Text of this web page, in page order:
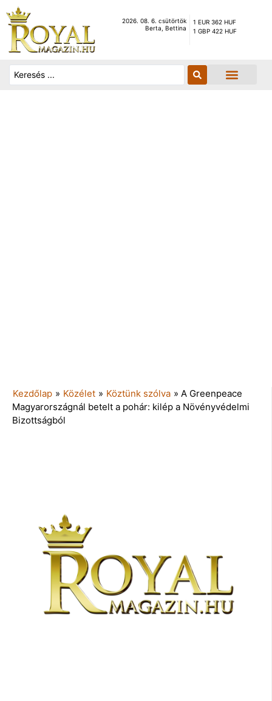
2026. 08. 6. csütörtök
Berta, Bettina
1 EUR 362 HUF
1 GBP 422 HUF
Kezdőlap » Közélet » Köztünk szólva » A Greenpeace
Magyarországnál betelt a pohár: kilép a Növényvédelmi
Bizottságból